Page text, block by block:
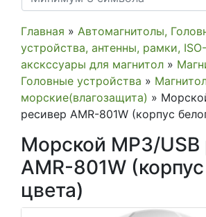
Главная » Автомагнитолы,
устройства, антенны, рамки,
акскссуары для магнитол »
Головные устройства »
морские(влагозащита) »
ресивер AMR-801W (корпус
Морской MP3/USB
AMR-801W
цвета)